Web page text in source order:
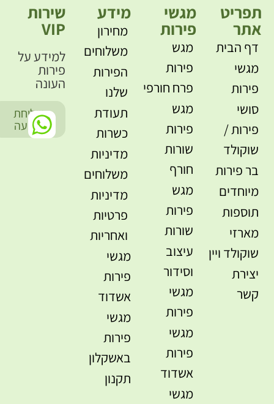
תפריט
אתר
דף הבית
מגשי
פירות
סושי
פירות /
שוקולד
בר פירות
מיוחדים
תוספות
מארזי
שוקולד ויין
יצירת
קשר
מגשי
פירות
מגש
פירות
פרח חורפי
מגש
פירות
שורות
חורף
מגש
פירות
שורות
עיצוב
וסידור
מגשי
פירות
מגשי
פירות
אשדוד
מגשי
מידע
מחירון
משלוחים
הפירות
שלנו
תעודת
כשרות
מדיניות
משלוחים
מדיניות
פרטיות
ואחריות
מגשי
פירות
אשדוד
מגשי
פירות
באשקלון
תקנון
שירות
VIP
למידע על
פירות
העונה
שליחת
הודעה